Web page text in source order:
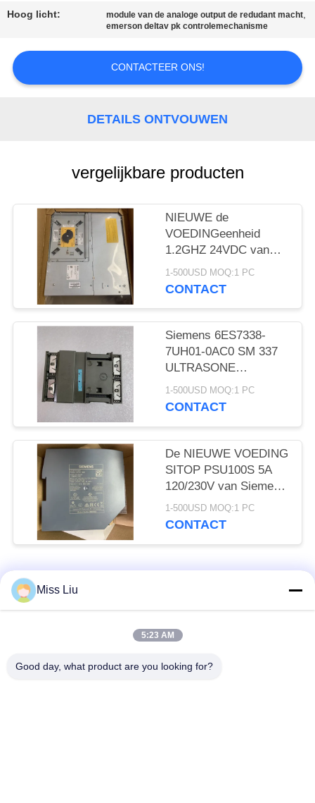
SITEMAP
PRIVACY
POLICY
Hoog licht: module van de analoge output de redudant macht,
emerson deltav pk controlemechanisme
CONTACTEER ONS!
DETAILS ONTVOUWEN
vergelijkbare producten
NIEUWE de
VOEDINGeenheid
1.2GHZ 24VDC van
Siemens 6FC5210-
0DF22-2AA0
1-500USD MOQ:1 PC
CONTACT
Siemens 6ES7338-
7UH01-0AC0 SM 337
ULTRASONE
START/STOP NIEUWE
INTERFACE
1-500USD MOQ:1 PC
CONTACT
De NIEUWE VOEDING
SITOP PSU100S 5A
120/230V van Siemens
6EP1333-2BA20
1-500USD MOQ:1 PC
CONTACT
populaire categorieën
AC servomotor
Miss Liu
5:23 AM
Good day, what product are you looking for?